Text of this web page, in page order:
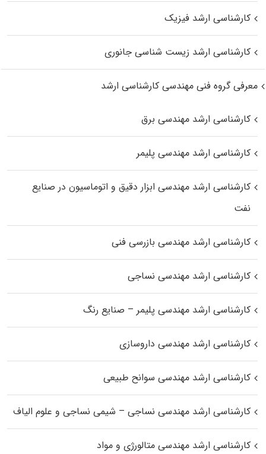
کارشناسی ارشد فیزیک
کارشناسی ارشد زیست‌ شناسی جانوری
معرفی گروه فنی مهندسی کارشناسی ارشد
کارشناسی ارشد مهندسی برق
کارشناسی ارشد مهندسی پلیمر
کارشناسی ارشد مهندسی ابزار دقیق و اتوماسیون در صنایع
نفت
کارشناسی ارشد مهندسی بازرسی فنی
کارشناسی ارشد مهندسی نساجی
کارشناسی ارشد مهندسی پلیمر – صنایع رنگ
کارشناسی ارشد مهندسی داروسازی
کارشناسی ارشد مهندسی سوانح طبیعی
کارشناسی ارشد مهندسی نساجی – شیمی نساجی و علوم الیاف
کارشناسی ارشد مهندسی متالورژی و مواد